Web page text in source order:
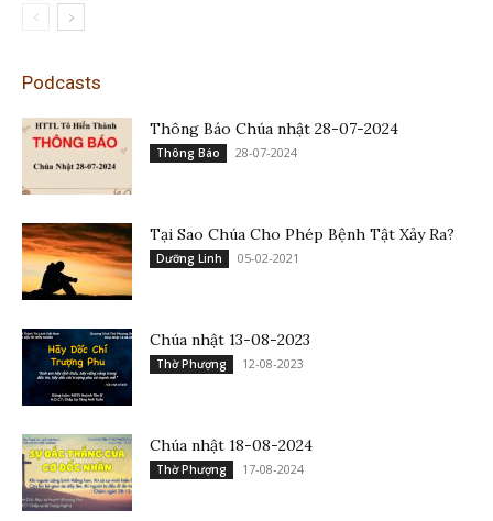
Podcasts
Thông Báo Chúa nhật 28-07-2024
Thông Báo 28-07-2024
Tại Sao Chúa Cho Phép Bệnh Tật Xảy Ra?
Dưỡng Linh 05-02-2021
Chúa nhật 13-08-2023
Thờ Phượng 12-08-2023
Chúa nhật 18-08-2024
Thờ Phượng 17-08-2024